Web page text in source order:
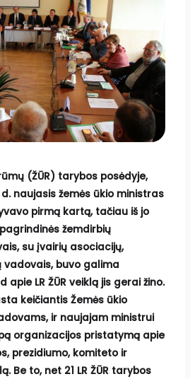
(ŽŪR) tarybos posėdyje,
naujasis žemės ūkio ministras
pirmą kartą, tačiau iš jo
žemdirbių
su įvairių asociacijų,
vadovais, buvo galima
LR ŽŪR veiklą jis gerai žino.
keičiantis Žemės ūkio
ir naujajam ministrui
organizacijos pristatymą apie
prezidiumo, komiteto ir
Be to, net 21 LR ŽŪR tarybos